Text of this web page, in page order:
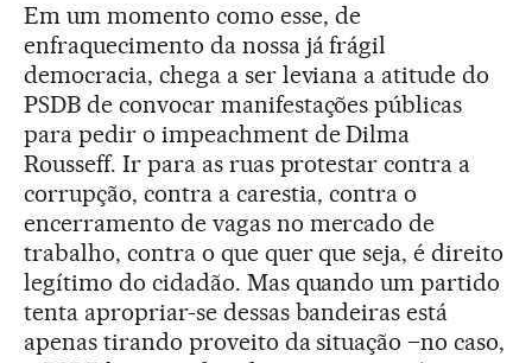
Em um momento como esse, de
enfraquecimento da nossa já frágil
democracia, chega a ser leviana a atitude do
PSDB de convocar manifestações públicas
para pedir o impeachment de Dilma
Rousseff. Ir para as ruas protestar contra a
corrupção, contra a carestia, contra o
encerramento de vagas no mercado de
trabalho, contra o que quer que seja, é direito
legítimo do cidadão. Mas quando um partido
tenta apropriar-se dessas bandeiras está
apenas tirando proveito da situação –no caso,